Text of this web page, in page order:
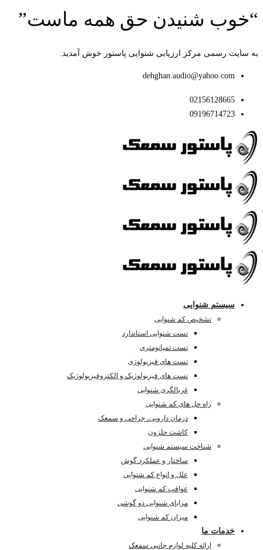
“خوب شنیدن حق همه ماست”
به سایت رسمی مرکز ارزیابی شنوایی پاستور خوش آمدید.
dehghan.audio@yahoo.com
02156128665
09196714723
سیستم شنوایی
تشخیص کم شنوایی
تست شنوایی استاندارد
تست تمپانومتری
تست های فیزیولوژی
تست های فیزیولوژیک و الکتروفیزیولوژیک
غربالگری شنوایی
راه حل های کم شنوایی
درمان دارویی، جراحی و سمعک
کاشت حلزون
شناخت سیستم شنوایی
ساختار و عملکرد گوش
علل و انواع کم شنوایی
عواقب کم شنوایی
مزایای شنوایی دو گوشی
میزان کم شنوایی
خدمات ما
ارائه کلیه لوازم جانبی سمعک